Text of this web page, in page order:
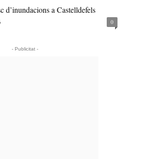
d’inundacions a Castelldefels
0
- Publicitat -